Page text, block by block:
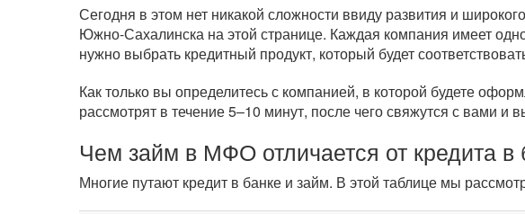
Сегодня в этом нет никакой сложности ввиду развития и
Южно-Сахалинска на этой странице. Каждая компания имеет
нужно выбрать кредитный продукт, который будет
Как только вы определитесь с компанией, в которой будете
рассмотрят в течение 5–10 минут, после чего свяжутся с вами и
Чем займ в МФО отличается от кредита в
Многие путают кредит в банке и займ. В этой таблице мы